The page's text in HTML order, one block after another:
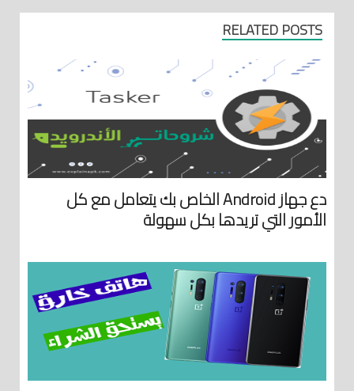
RELATED POSTS
دع جهاز Android الخاص بك يتعامل مع كل
الأمور التي تريدها بكل سهولة